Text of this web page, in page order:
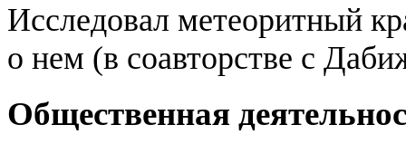
Исследовал метеоритный
о нем (в соавторстве с
Общественная